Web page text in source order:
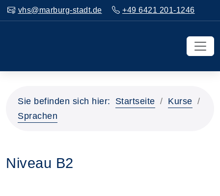
vhs@marburg-stadt.de +49 6421 201-1246
Sie befinden sich hier: Startseite
Kurse
Sprachen
Niveau B2